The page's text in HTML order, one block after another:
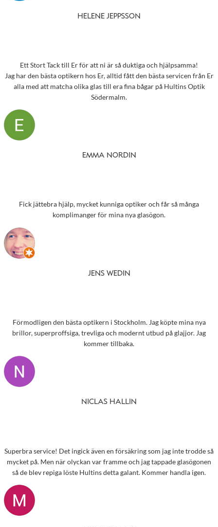
HELENE JEPPSSON
Ett Stort Tack till Er för att ni är så duktiga och hjälpsamma!
Jag har den bästa optikern hos Er, alltid fått den bästa servicen från Er
alla med att matcha olika glas till era fina bågar på Hultins Optik
Södermalm.
EMMA NORDIN
Fick jättebra hjälp, mycket kunniga optiker och får så många
komplimanger för mina nya glasögon.
JENS WEDIN
Förmodligen den bästa optikern i Stockholm. Jag köpte mina nya
brillor, superproffsiga, trevliga och modernt utbud på glajjor. Jag
kommer tillbaka.
NICLAS HALLIN
Superbra service! Det ingick även en försäkring som jag inte trodde så
mycket på. Men när olyckan var framme och jag tappade glasögonen
så de blev repiga löste Hultins detta galant. Kommer handla igen.